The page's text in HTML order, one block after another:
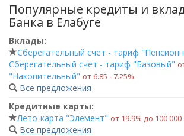
Популярные кредиты и
Банка в Елабуге
Вклады:
Сберегательный счет - тариф
Сберегательный счет - тариф "Базовый"
"Накопительный" от 6.85 ‑ 7.25%
Все предложения
Кредитные карты:
Лето-карта "Элемент" от 19.9% до 100 000
Все предложения